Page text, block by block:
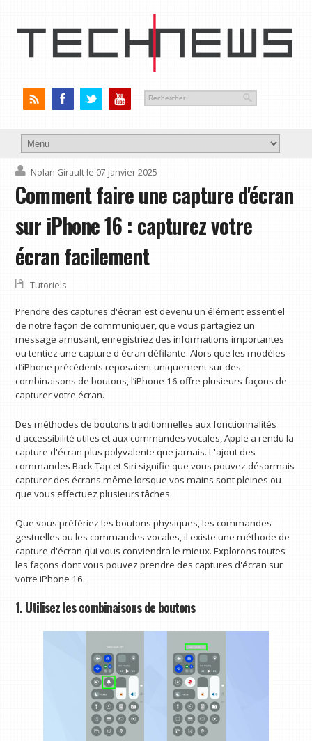
Nolan Girault le 07 janvier 2025
Comment faire une capture d'écran
sur iPhone 16 : capturez votre
écran facilement
Tutoriels
Prendre des captures d'écran est devenu un élément essentiel
de notre façon de communiquer, que vous partagiez un
message amusant, enregistriez des informations importantes
ou tentiez une capture d'écran défilante. Alors que les modèles
d’iPhone précédents reposaient uniquement sur des
combinaisons de boutons, l’iPhone 16 offre plusieurs façons de
capturer votre écran.
Des méthodes de boutons traditionnelles aux fonctionnalités
d'accessibilité utiles et aux commandes vocales, Apple a rendu la
capture d'écran plus polyvalente que jamais. L'ajout des
commandes Back Tap et Siri signifie que vous pouvez désormais
capturer des écrans même lorsque vos mains sont pleines ou
que vous effectuez plusieurs tâches.
Que vous préfériez les boutons physiques, les commandes
gestuelles ou les commandes vocales, il existe une méthode de
capture d'écran qui vous conviendra le mieux. Explorons toutes
les façons dont vous pouvez prendre des captures d'écran sur
votre iPhone 16.
1. Utilisez les combinaisons de boutons